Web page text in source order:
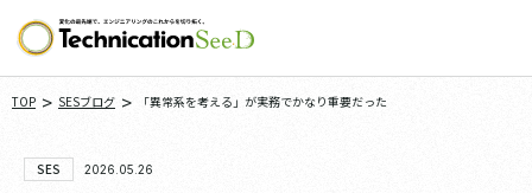
TOP > SESブログ > 「異常系を考える」が実務でかなり重要だった
SES 2026.05.26